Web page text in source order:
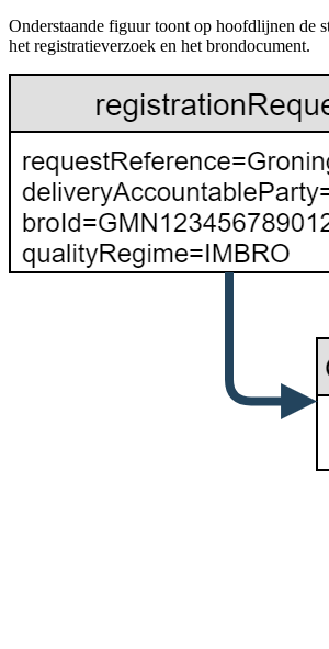
Onderstaande figuur toont op hoofdlijnen de
het registratieverzoek en het brondocument.